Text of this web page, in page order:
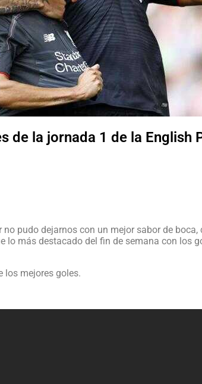
de la jornada 1 de la English
pudo dejarnos con un mejor sabor de
más destacado del fin de semana con los
los mejores goles.